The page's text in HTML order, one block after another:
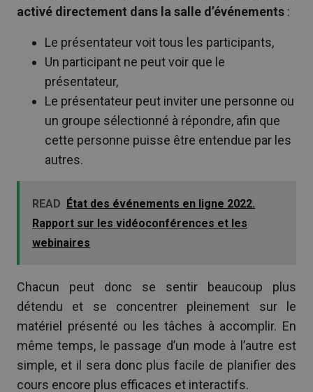
activé directement dans la salle d’événements :
Le présentateur voit tous les participants,
Un participant ne peut voir que le
présentateur,
Le présentateur peut inviter une personne ou
un groupe sélectionné à répondre, afin que
cette personne puisse être entendue par les
autres.
READ État des événements en ligne 2022.
Rapport sur les vidéoconférences et les
webinaires
Chacun peut donc se sentir beaucoup plus
détendu et se concentrer pleinement sur le
matériel présenté ou les tâches à accomplir. En
même temps, le passage d’un mode à l’autre est
simple, et il sera donc plus facile de planifier des
cours encore plus efficaces et interactifs.